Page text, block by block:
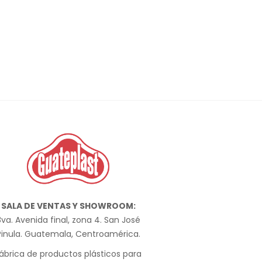
SALA DE VENTAS Y SHOWROOM:
Avenida final, zona 4. San José
Guatemala, Centroamérica.
de productos plásticos para